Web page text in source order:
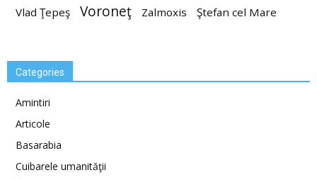
Vlad Ţepeş Voroneţ Zalmoxis Ştefan cel Mare
Categories
Amintiri
Articole
Basarabia
Cuibarele umanităţii